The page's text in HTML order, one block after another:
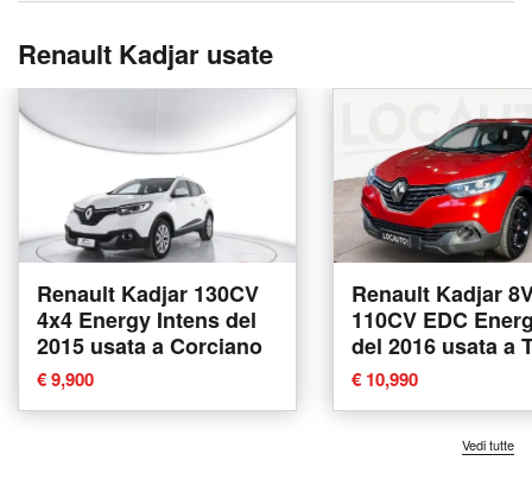
Renault Kadjar usate
Renault Kadjar 130CV
4x4 Energy Intens del
2015 usata a Corciano
€ 9,900
Renault Kadjar
110CV EDC
del 2016 usata a
€ 10,990
Vedi tutte